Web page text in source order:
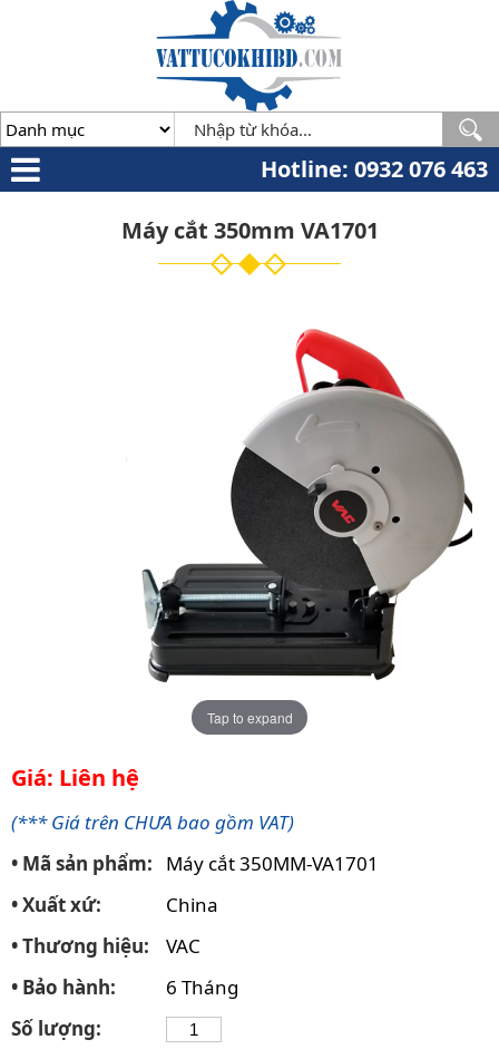
Hotline: 0932 076 463
Máy cắt 350mm VA1701
Tap to expand
Giá: Liên hệ
(*** Giá trên CHƯA bao gồm VAT)
• Mã sản phẩm:
Máy cắt 350MM-VA1701
• Xuất xứ:
China
• Thương hiệu:
VAC
• Bảo hành:
6 Tháng
Số lượng:
076
463